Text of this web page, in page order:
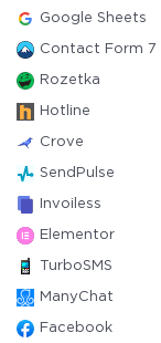
Google Sheets
Contact Form 7
Rozetka
Hotline
Crove
SendPulse
Invoiless
Elementor
TurboSMS
ManyChat
Facebook